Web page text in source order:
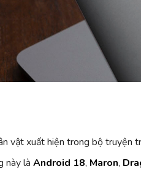
vật xuất hiện trong bộ truyện
này là Android 18, Maron,